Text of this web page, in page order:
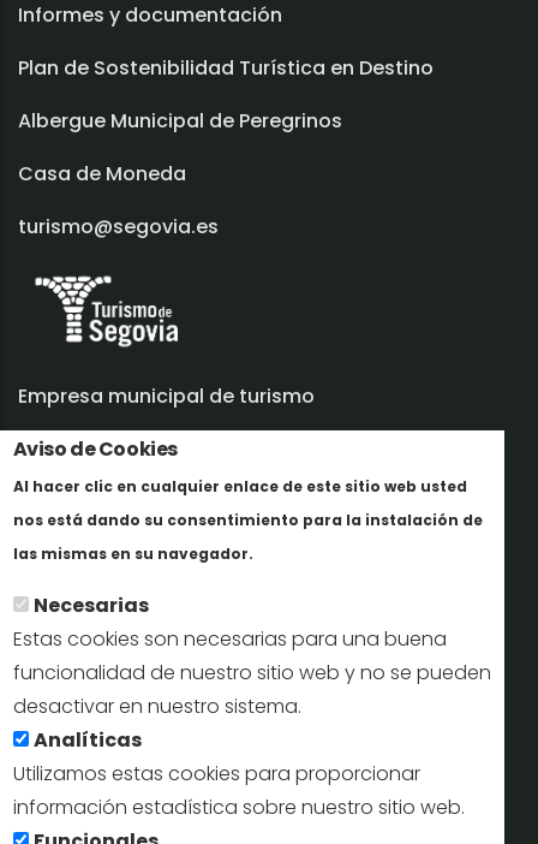
Aviso de Cookies
Al hacer clic en cualquier enlace de este sitio web usted
nos está dando su consentimiento para la instalación de
las mismas en su navegador.
Necesarias
Estas cookies son necesarias para una buena
funcionalidad de nuestro sitio web y no se pueden
desactivar en nuestro sistema.
Analíticas
Utilizamos estas cookies para proporcionar
información estadística sobre nuestro sitio web.
Informes y documentación
Plan de Sostenibilidad Turística en Destino
Albergue Municipal de Peregrinos
Casa de Moneda
turismo@segovia.es
Empresa municipal de turismo
Trabaja con nosotros
Informes y documentación
Perfil del contratante
Oficinas de Turismo
reservas@turismodesegovia.com
info@turismodesegovia.com
Aviso legal |